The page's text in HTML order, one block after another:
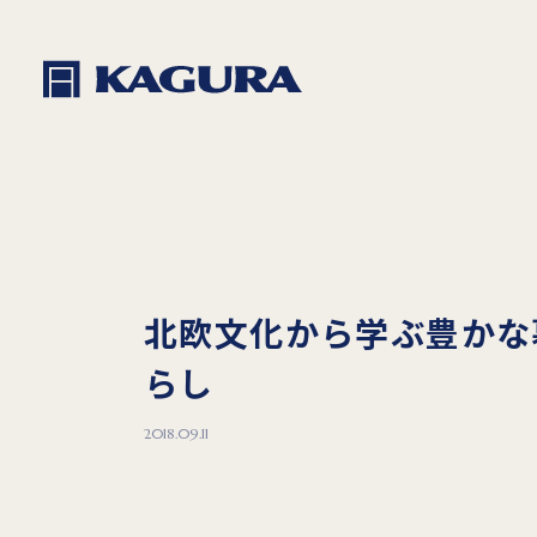
北欧文化から学ぶ豊か
らし
2018.09.11